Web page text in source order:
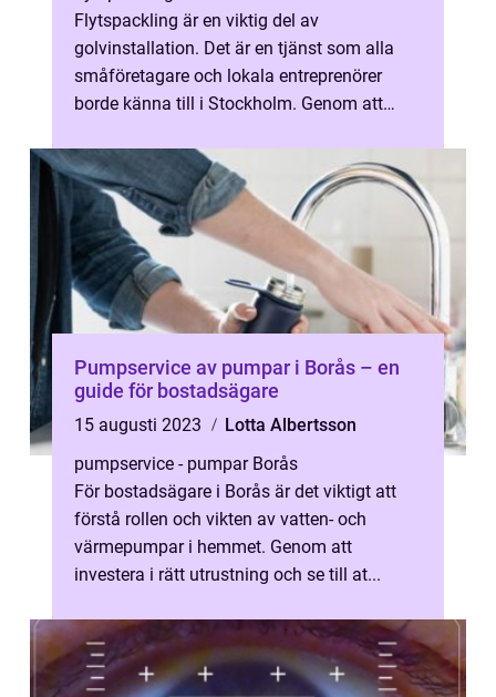
Flytspackling är en viktig del av
golvinstallation. Det är en tjänst som alla
småföretagare och lokala entreprenörer
borde känna till i Stockholm. Genom att
Pumpservice av pumpar i Borås – en
guide för bostadsägare
15 augusti 2023
Lotta Albertsson
pumpservice - pumpar Borås
För bostadsägare i Borås är det viktigt att
förstå rollen och vikten av vatten- och
värmepumpar i hemmet. Genom att
investera i rätt utrustning och se till at...